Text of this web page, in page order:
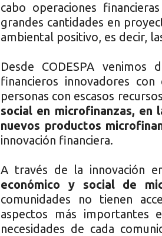
cabo operaciones
grandes cantidades en
ambiental positivo, es decir,
Desde CODESPA
financieros innovadores
personas con escasos
social en microfinanzas, en
nuevos productos
innovación financiera.
A través de la innovación
económico y social de
comunidades no tienen
aspectos más importantes
necesidades de cada